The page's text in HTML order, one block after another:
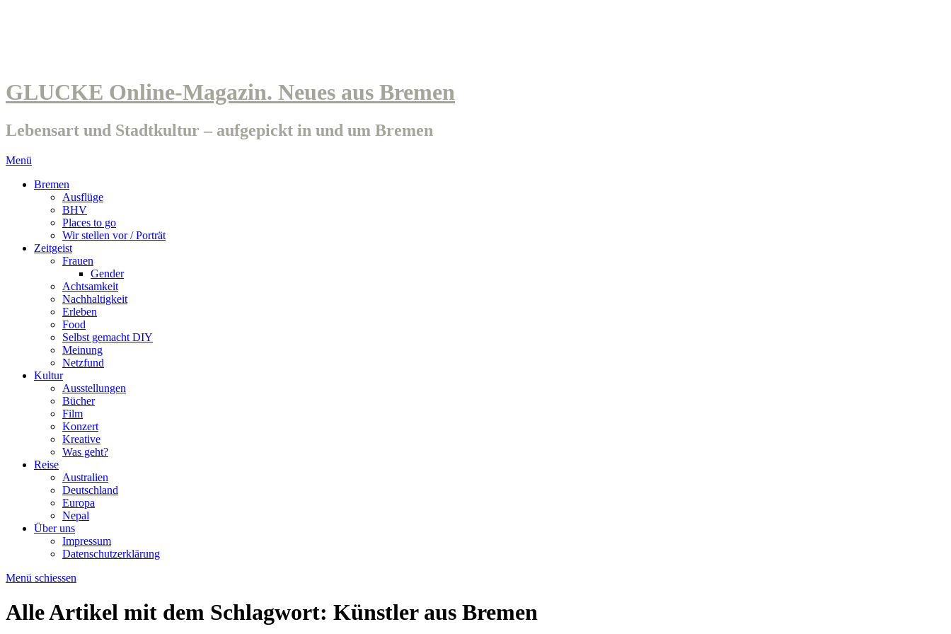
Lebensart und Stadtkultur – aufgepickt in und um Bremen
Bremen
Wir stellen vor / Porträt
Zeitgeist
Frauen
Gender
Achtsamkeit
Nachhaltigkeit
Erleben
Food
Selbst gemacht DIY
Meinung
Netzfund
Kultur
Ausstellungen
Bücher
Film
Konzert
Kreative
Was geht?
Reise
Australien
Deutschland
Europa
Über uns
Impressum
Datenschutzerklärung
Menü schiessen
Alle Artikel mit dem Schlagwort: